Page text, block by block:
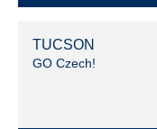
TUCSON
GO Czech!